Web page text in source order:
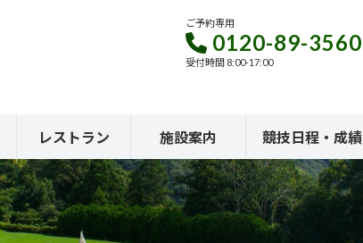
ご予約専用
0120-89-3560
受付時間 8:00-17:00
レストラン 施設案内 競技日程・成績